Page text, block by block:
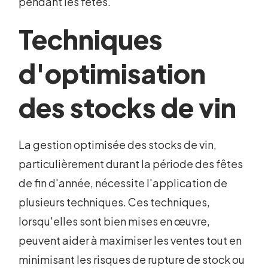
Techniques
d'optimisation
des stocks de vin
La gestion optimisée des stocks de vin,
particulièrement durant la période des fêtes
de fin d'année, nécessite l'application de
plusieurs techniques. Ces techniques,
lorsqu'elles sont bien mises en œuvre,
peuvent aider à maximiser les ventes tout en
minimisant les risques de rupture de stock ou